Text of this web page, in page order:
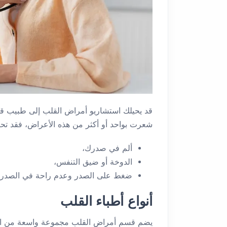
قد يحيلك استشاريو أمراض القلب إلى طبيب
شعرت بواحد أو أكثر من هذه الأعراض، فقد
ألم في صدرك،
الدوخة أو ضيق التنفس،
ضغط على الصدر وعدم راحة في
أنواع أطباء القلب
يضم قسم أمراض القلب مجموعة واسعة من